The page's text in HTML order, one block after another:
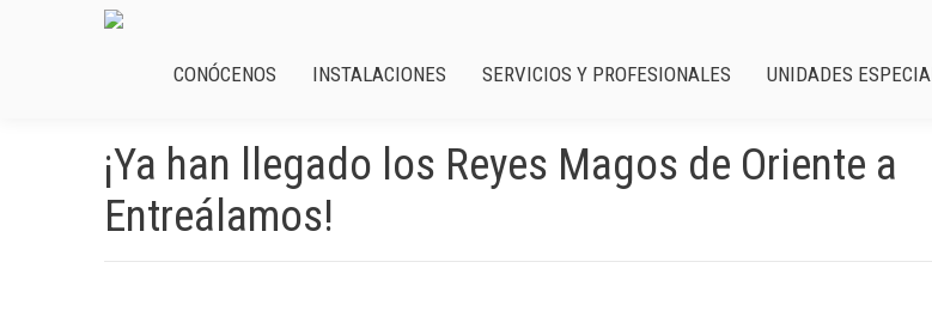
CONÓCENOS INSTALACIONES SERVICIOS Y PROFESIONALES UNIDADES
¡Ya han llegado los Reyes Magos de Oriente a
Entreálamos!